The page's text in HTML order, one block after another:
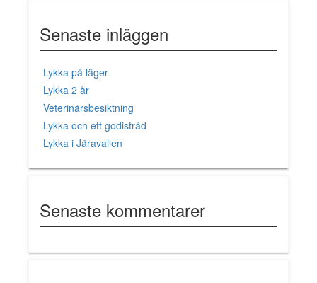
Senaste inläggen
Lykka på läger
Lykka 2 år
Veterinärsbesiktning
Lykka och ett godisträd
Lykka i Järavallen
Senaste kommentarer